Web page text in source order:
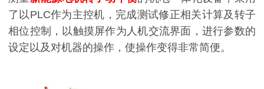
了以PLC作为主控机，完成测试修正相关计算及转子
相位控制，以触摸屏作为人机交流界面，进行参数的
设定以及对机器的操作，使操作变得非常简便。